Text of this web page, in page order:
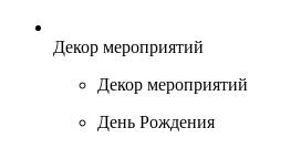
Декор мероприятий
Декор мероприятий
День Рождения